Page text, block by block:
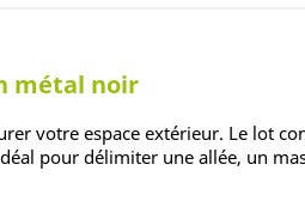
métal noir
votre espace extérieur. Le lot
pour délimiter une allée, un